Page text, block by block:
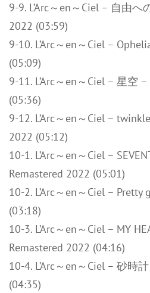
9-9. L’Arc～en～Ciel – 自由へ
2022 (03:59)
9-10. L’Arc～en～Ciel –
(05:09)
9-11. L’Arc～en～Ciel – 星空
(05:36)
9-12. L’Arc～en～Ciel –
2022 (05:12)
10-1. L’Arc～en～Ciel –
Remastered 2022 (05:01)
10-2. L’Arc～en～Ciel –
(03:18)
10-3. L’Arc～en～Ciel – MY
Remastered 2022 (04:16)
10-4. L’Arc～en～Ciel – 砂時
(04:35)